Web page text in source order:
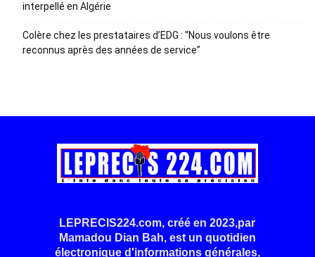
interpellé en Algérie
Colère chez les prestataires d’EDG : “Nous voulons être
reconnus après des années de service”
LEPRECIS224.com, créé en 2023,par
Mamadou Dian Bah, est un quotidien
électronique d'informations générales,